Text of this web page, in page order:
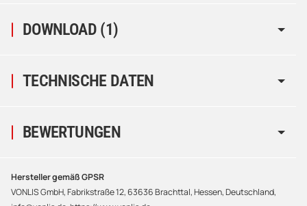
DOWNLOAD (1)
TECHNISCHE DATEN
BEWERTUNGEN
Hersteller gemäß GPSR
VONLIS GmbH, Fabrikstraße 12, 63636 Brachttal, Hessen, Deutschland,